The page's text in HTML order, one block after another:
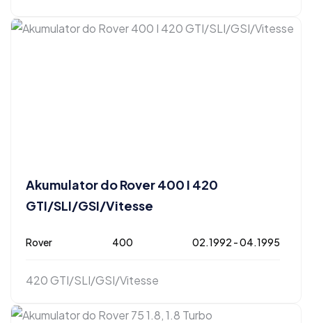
Akumulator do Rover 400 I 420
GTI/SLI/GSI/Vitesse
Rover 400 02.1992 - 04.1995
420 GTI/SLI/GSI/Vitesse